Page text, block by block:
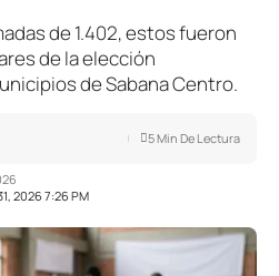
de 1.402, estos fueron
de la elección
de Sabana Centro.
2026 7:26 PM
5 Min De Lectura